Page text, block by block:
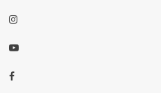
Instagram
Youtube
Facebook